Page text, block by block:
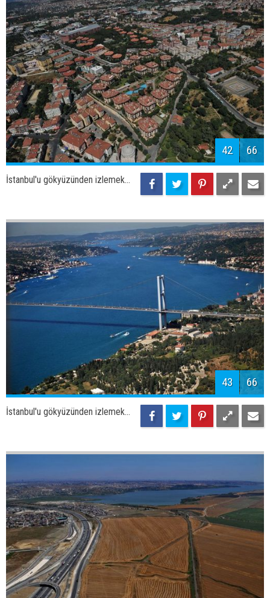
İstanbul'u gökyüzünden izlemek...
45 66
İstanbul'u gökyüzünden izlemek...
İstanbul'u gökyüzünden izlemek...